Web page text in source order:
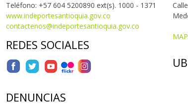
Teléfono: +57 604 5200890 ext(s). 1000 - 1371
www.indeportesantioquia.gov.co
contactenos@indeportesantioquia.gov.co
REDES SOCIALES
DENUNCIAS